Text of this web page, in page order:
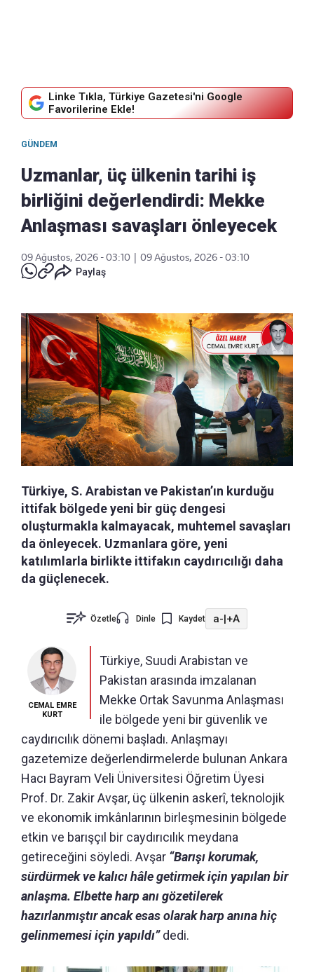
Linke Tıkla, Türkiye Gazetesi'ni Google
Favorilerine Ekle!
GÜNDEM
Uzmanlar, üç ülkenin tarihi iş
birliğini değerlendirdi: Mekke
Anlaşması savaşları önleyecek
09 Ağustos, 2026 - 03:10
09 Ağustos, 2026 - 03:10
Paylaş
Türkiye, S. Arabistan ve Pakistan’ın kurduğu
ittifak bölgede yeni bir güç dengesi
oluşturmakla kalmayacak, muhtemel savaşları
da önleyecek. Uzmanlara göre, yeni
katılımlarla birlikte ittifakın caydırıcılığı daha
da güçlenecek.
Özetle Dinle Kaydet a-|+A
CEMAL EMRE
KURT
Türkiye, Suudi Arabistan ve
Pakistan arasında imzalanan
Mekke Ortak Savunma Anlaşması
ile bölgede yeni bir güvenlik ve
caydırıcılık dönemi başladı. Anlaşmayı
gazetemize değerlendirmelerde bulunan Ankara
Hacı Bayram Veli Üniversitesi Öğretim Üyesi
Prof. Dr. Zakir Avşar, üç ülkenin askerî, teknolojik
ve ekonomik imkânlarının birleşmesinin bölgede
etkin ve barışçıl bir caydırıcılık meydana
getireceğini söyledi. Avşar “Barışı korumak,
sürdürmek ve kalıcı hâle getirmek için yapılan bir
anlaşma. Elbette harp anı gözetilerek
hazırlanmıştır ancak esas olarak harp anına hiç
gelinmemesi için yapıldı”dedi.